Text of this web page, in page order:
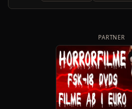
PARTNER